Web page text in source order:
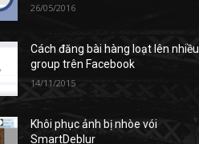
26/05/2016
Cách đăng bài hàng loạt lên nhiều
group trên Facebook
14/11/2015
Khôi phục ảnh bị nhòe vói
SmartDeblur